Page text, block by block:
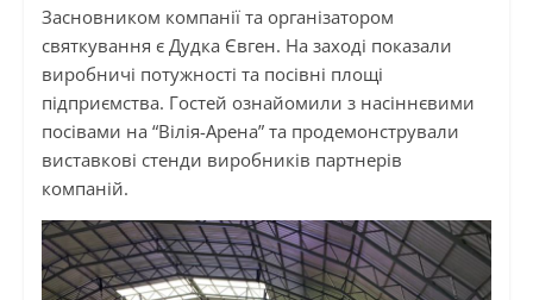
Засновником компанії та організатором
святкування є Дудка Євген. На заході показали
виробничі потужності та посівні площі
підприємства. Гостей ознайомили з насіннєвими
посівами на “Вілія-Арена” та продемонстрували
виставкові стенди виробників партнерів
компаній.